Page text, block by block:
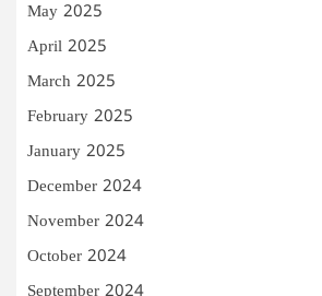
May 2025
April 2025
March 2025
February 2025
January 2025
December 2024
November 2024
October 2024
September 2024